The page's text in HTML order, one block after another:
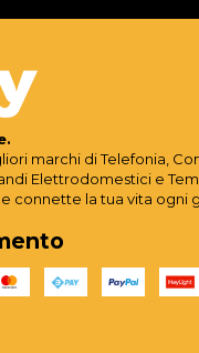
marchi di Telefonia,
Elettrodomestici e
connette la tua vita ogni